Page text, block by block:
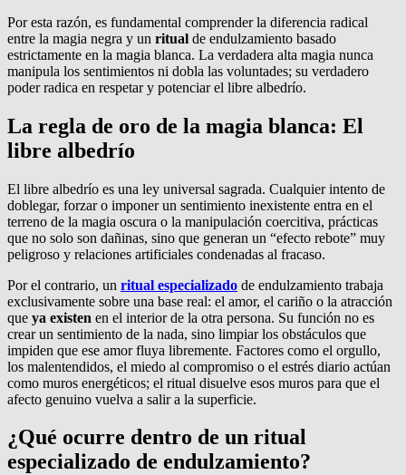
Por esta razón, es fundamental comprender la diferencia radical
entre la magia negra y un ritual de endulzamiento basado
estrictamente en la magia blanca. La verdadera alta magia nunca
manipula los sentimientos ni dobla las voluntades; su verdadero
poder radica en respetar y potenciar el libre albedrío.
La regla de oro de la magia blanca: El
libre albedrío
El libre albedrío es una ley universal sagrada. Cualquier intento de
doblegar, forzar o imponer un sentimiento inexistente entra en el
terreno de la magia oscura o la manipulación coercitiva, prácticas
que no solo son dañinas, sino que generan un “efecto rebote” muy
peligroso y relaciones artificiales condenadas al fracaso.
Por el contrario, un ritual especializado de endulzamiento trabaja
exclusivamente sobre una base real: el amor, el cariño o la atracción
que ya existen en el interior de la otra persona. Su función no es
crear un sentimiento de la nada, sino limpiar los obstáculos que
impiden que ese amor fluya libremente. Factores como el orgullo,
los malentendidos, el miedo al compromiso o el estrés diario actúan
como muros energéticos; el ritual disuelve esos muros para que el
afecto genuino vuelva a salir a la superficie.
¿Qué ocurre dentro de un ritual
especializado de endulzamiento?